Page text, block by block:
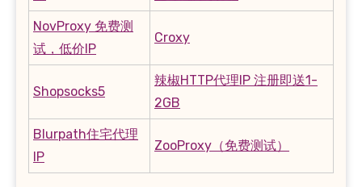
NovProxy 免费测
试，低价IP
Croxy
Shopsocks5
辣椒HTTP代理IP 注册即送1-
2GB
Blurpath住宅代理
IP
ZooProxy（免费测试）